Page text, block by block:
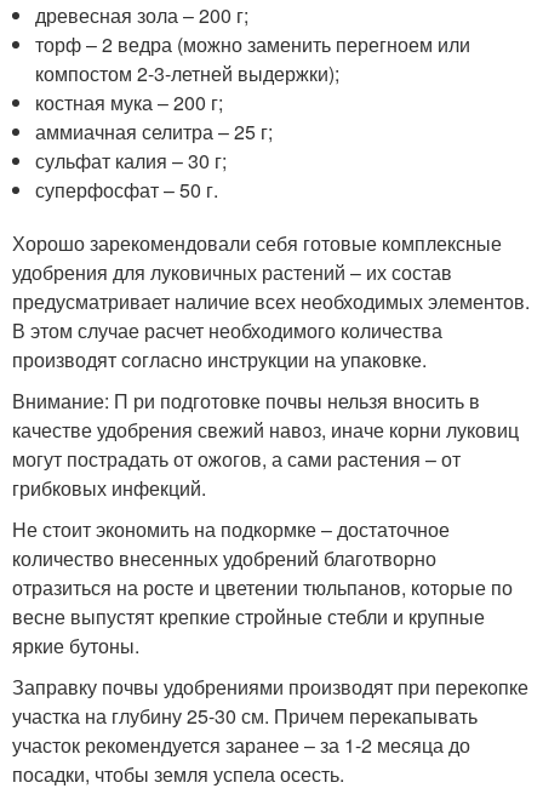
древесная зола – 200 г;
торф – 2 ведра (можно заменить перегноем или
компостом 2-3-летней выдержки);
костная мука – 200 г;
аммиачная селитра – 25 г;
сульфат калия – 30 г;
суперфосфат – 50 г.
Хорошо зарекомендовали себя готовые комплексные
удобрения для луковичных растений – их состав
предусматривает наличие всех необходимых элементов.
В этом случае расчет необходимого количества
производят согласно инструкции на упаковке.
Внимание: П ри подготовке почвы нельзя вносить в
качестве удобрения свежий навоз, иначе корни луковиц
могут пострадать от ожогов, а сами растения – от
грибковых инфекций.
Не стоит экономить на подкормке – достаточное
количество внесенных удобрений благотворно
отразиться на росте и цветении тюльпанов, которые по
весне выпустят крепкие стройные стебли и крупные
яркие бутоны.
Заправку почвы удобрениями производят при перекопке
участка на глубину 25-30 см. Причем перекапывать
участок рекомендуется заранее – за 1-2 месяца до
посадки, чтобы земля успела осесть.